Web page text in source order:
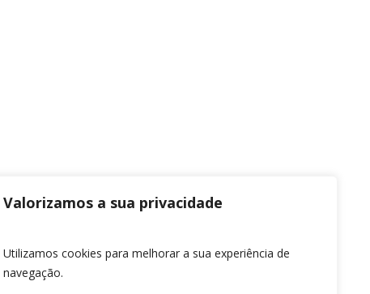
Valorizamos a sua privacidade
Utilizamos cookies para melhorar a sua experiência de
navegação.